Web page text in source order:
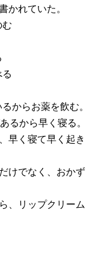
かれていた。
からお薬を飲む。
るから早く寝る。
早く寝て早く起き
けでなく、おかず
、リップクリーム